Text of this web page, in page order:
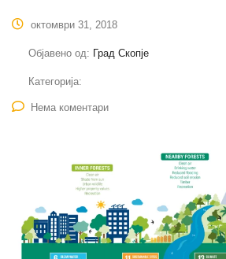
октомври 31, 2018
Објавено од: Град Скопје
Категорија:
Нема коментари